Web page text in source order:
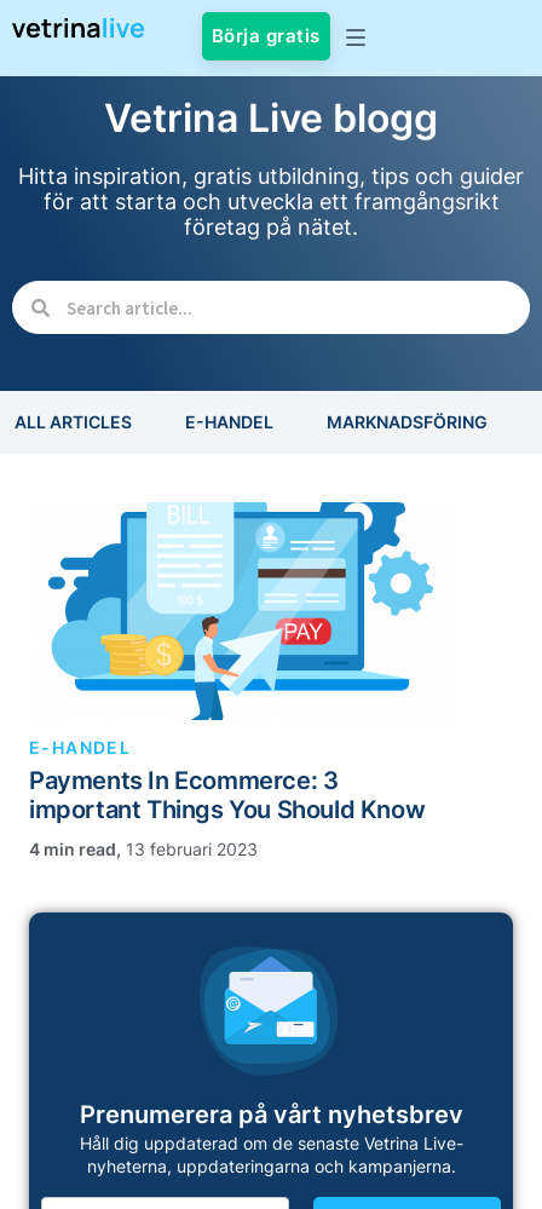
Börja gratis
Vetrina Live blogg
Hitta inspiration, gratis utbildning, tips och guider
för att starta och utveckla ett framgångsrikt
företag på nätet.
ALL ARTICLES E-HANDEL MARKNADSFÖRING
E-HANDEL
Payments In Ecommerce: 3
important Things You Should Know
, 13 februari 2023
Prenumerera på vårt nyhetsbrev
Håll dig uppdaterad om de senaste Vetrina Live-
nyheterna, uppdateringarna och kampanjerna.